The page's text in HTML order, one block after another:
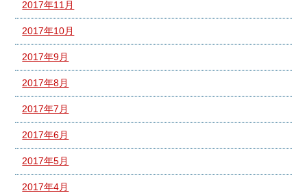
2017年11月
2017年10月
2017年9月
2017年8月
2017年7月
2017年6月
2017年5月
2017年4月